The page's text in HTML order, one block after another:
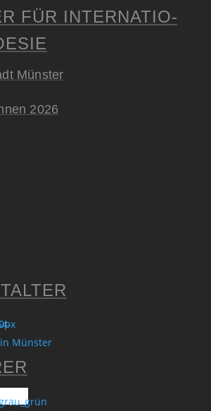
FÜR INTER­NATIO­
Münster
2026